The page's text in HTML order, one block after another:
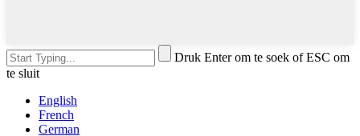
Druk Enter om te soek of ESC om
te sluit
English
French
German